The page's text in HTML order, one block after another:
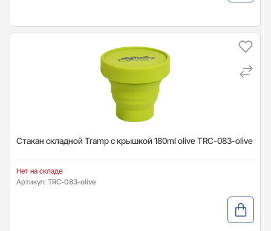
Стакан складной Tramp с крышкой 180ml olive TRC-083-olive
Нет на складе
Артикул: TRC-083-olive